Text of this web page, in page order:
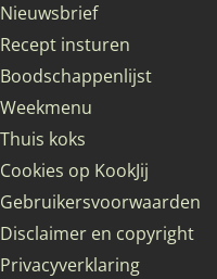
Nieuwsbrief
Recept insturen
Boodschappenlijst
Weekmenu
Thuis koks
Cookies op KookJij
Gebruikersvoorwaarden
Disclaimer en copyright
Privacyverklaring